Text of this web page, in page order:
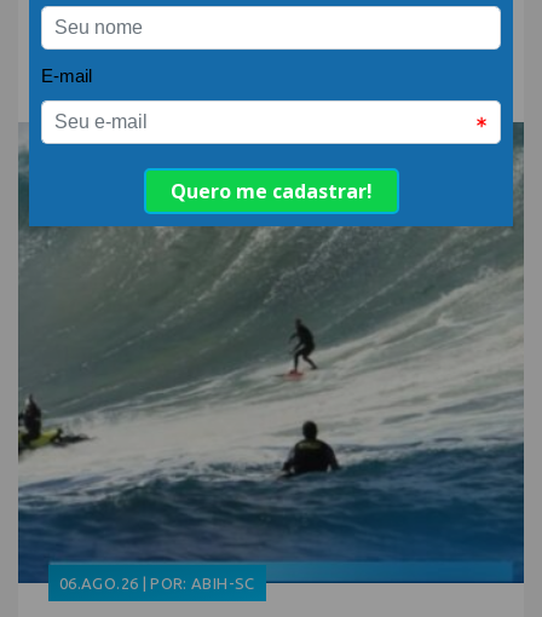
detergente alcalino e
neutro?
06.AGO.26 | POR: ABIH-SC